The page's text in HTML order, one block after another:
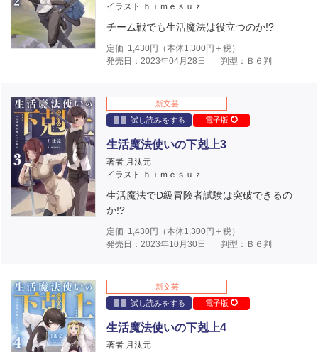
イラスト ｈｉｍｅｓｕｚ
チーム戦でも生活魔法は役立つのか!?
定価 1,430円（本体1,300円＋税）
発売日：2023年04月28日
判型：Ｂ６判
新文芸
試し読みをする
電子版
生活魔法使いの下剋上3
著者 月汰元
イラスト ｈｉｍｅｓｕｚ
生活魔法でD級冒険者試験は突破できるの
か!?
定価 1,430円（本体1,300円＋税）
発売日：2023年10月30日
判型：Ｂ６判
新文芸
試し読みをする
電子版
生活魔法使いの下剋上4
著者 月汰元